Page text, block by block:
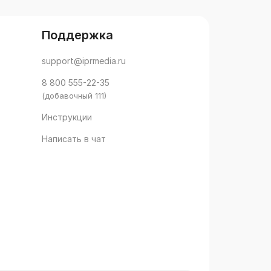
Поддержка
support@iprmedia.ru
8 800 555-22-35
(добавочный 111)
Инструкции
Написать в чат